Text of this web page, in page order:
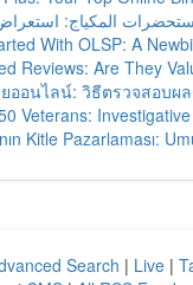
With OLSP: A
Reviews: Are They
ออนไลน์: วิธีตรวจสอบผล
Veterans:
Kitle Pazarlaması:
Search | Live |